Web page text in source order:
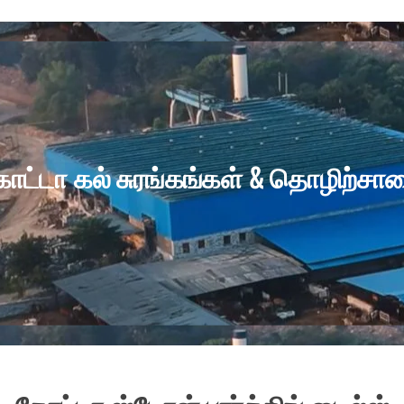
கல் சுரங்கங்கள் &